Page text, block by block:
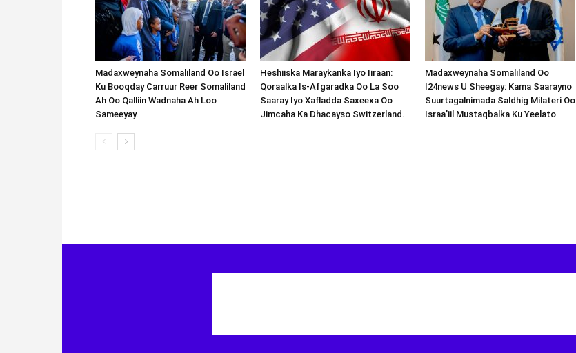
Madaxweynaha Somaliland Oo Israel
Ku Booqday Carruur Reer Somaliland
Ah Oo Qalliin Wadnaha Ah Loo
Sameeyay.
Heshiiska Maraykanka Iyo Iiraan:
Qoraalka Is-Afgaradka Oo La Soo
Saaray Iyo Xafladda Saxeexa Oo
Jimcaha Ka Dhacayso Switzerland.
Madaxweynaha Somaliland Oo
I24news U Sheegay: Kama Saarayno
Suurtagalnimada Saldhig Milateri Oo
Israa’iil Mustaqbalka Ku Yeelato